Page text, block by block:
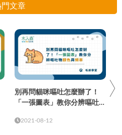
門文章
別再問貓咪嘔吐怎麼辦了！
「一張圖表」教你分辨嘔吐物
2021-08-12